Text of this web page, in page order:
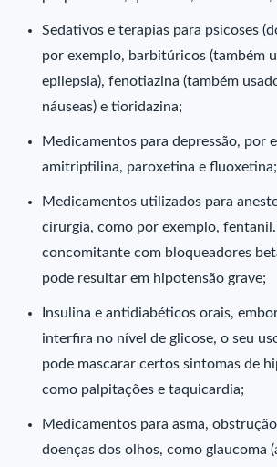
Sedativos e terapias para psicoses
por exemplo, barbitúricos (também
epilepsia), fenotiazina (também
náuseas) e tioridazina;
Medicamentos para depressão, por
amitriptilina, paroxetina e fluoxetina;
Medicamentos utilizados para
cirurgia, como por exemplo, fentanil.
concomitante com bloqueadores
pode resultar em hipotensão grave;
Insulina e antidiabéticos orais,
interfira no nível de glicose, o seu
pode mascarar certos sintomas de
como palpitações e taquicardia;
Medicamentos para asma,
doenças dos olhos, como glaucoma